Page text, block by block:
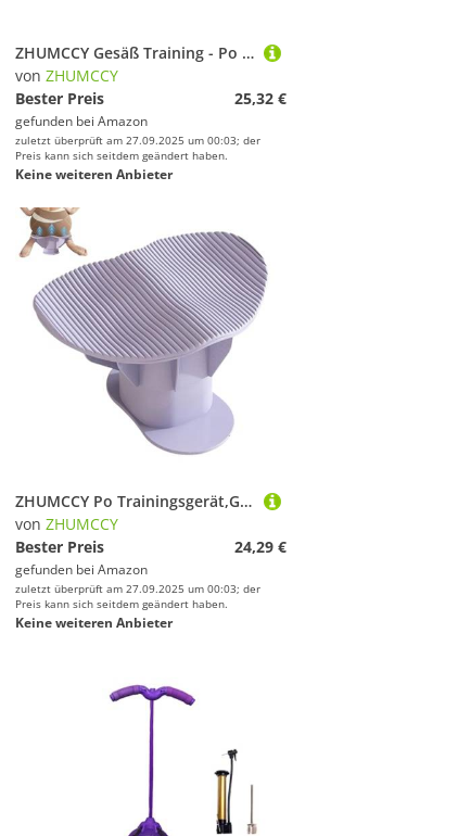
ZHUMCCY Gesäß Training - Po Former Gerät | Ergonomischer Booty Trainer für Fitness, Yoga, Rückbildung, Training, Zuhause, Outdoor, Workout
von ZHUMCCY
Bester Preis
25,32 €
gefunden bei Amazon
zuletzt überprüft am 27.09.2025 um 00:03; der
Preis kann sich seitdem geändert haben.
Keine weiteren Anbieter
ZHUMCCY Po Trainingsgerät,Gesäßformung Übungsgerät | Multifunktionale Tragbare Fitnessausrüstung Für Frauen Heimtraining Körperformung Yoga Männer
von ZHUMCCY
Bester Preis
24,29 €
gefunden bei Amazon
zuletzt überprüft am 27.09.2025 um 00:03; der
Preis kann sich seitdem geändert haben.
Keine weiteren Anbieter